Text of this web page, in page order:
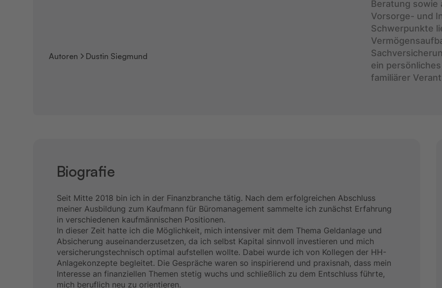
Autoren Dustin Siegmund
Beratung
Vorsorge- und
Schwerpunkte
ein
familiärer
Biografie
Seit Mitte 2018 bin ich in der Finanzbranche tätig. Nach dem erfolgreichen Abschluss
meiner Ausbildung zum Kaufmann für Büromanagement sammelte ich zunächst Erfahrung
in verschiedenen kaufmännischen Positionen.
In dieser Zeit hatte ich die Möglichkeit, mich intensiver mit dem Thema Geldanlage und
Absicherung auseinanderzusetzen, da ich selbst Kapital sinnvoll investieren und mich
versicherungstechnisch optimal aufstellen wollte. Dabei wurde ich von Kollegen der HH-
Anlagekonzepte begleitet. Die Gespräche waren so inspirierend und praxisnah, dass mein
Interesse an finanziellen Themen stetig wuchs und schließlich zu dem Entschluss führte,
mich beruflich neu zu orientieren.